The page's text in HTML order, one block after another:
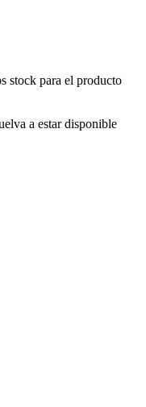
stock para el producto
a estar disponible